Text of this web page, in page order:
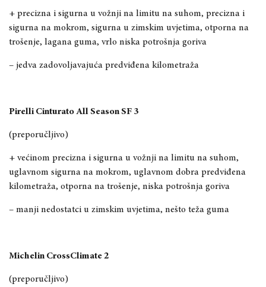
+ precizna i sigurna u vožnji na limitu na suhom, precizna i
sigurna na mokrom, sigurna u zimskim uvjetima, otporna na
trošenje, lagana guma, vrlo niska potrošnja goriva
– jedva zadovoljavajuća predviđena kilometraža
Pirelli Cinturato All Season SF 3
(preporučljivo)
+ većinom precizna i sigurna u vožnji na limitu na suhom,
uglavnom sigurna na mokrom, uglavnom dobra predviđena
kilometraža, otporna na trošenje, niska potrošnja goriva
– manji nedostatci u zimskim uvjetima, nešto teža guma
Michelin CrossClimate 2
(preporučljivo)